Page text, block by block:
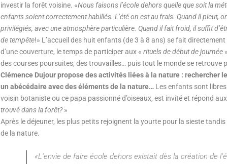
investir la forêt voisine. «Nous faisons l’école dehors quelle que soit la
enfants soient correctement habillés. L’été on est au frais. Quand il pleut,
privilégiés, avec une atmosphère particulière. Quand il fait froid, il suffit
de tempête!» L’accueil des huit enfants (de 3 à 8 ans) se fait
d’une couverture, le temps de participer aux « rituels de début de journée
des courses poursuites, des trouvailles… puis tout le monde se retrouve
Clémence Dujour propose des activités liées à la nature : rechercher
un abécédaire avec des éléments de la nature… Les enfants sont
voisin botaniste ou ce papa passionné d’oiseaux, est invité et répond
trouvé dans la forêt?»
Après le déjeuner, les plus petits rejoignent la yourte pour la sieste
de la nature.
«L’envie de faire école dehors existait dès la création de